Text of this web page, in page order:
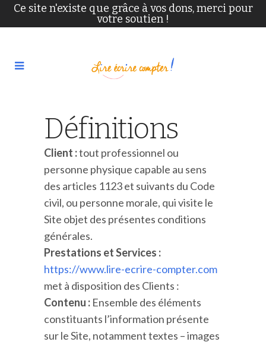
Ce site n'existe que grâce à vos dons, merci pour
votre soutien !
Définitions
Client :tout professionnel ou
personne physique capable au sens
des articles 1123 et suivants du Code
civil, ou personne morale, qui visite le
Site objet des présentes conditions
générales.
Prestations et Services :
https://www.lire-ecrire-compter.com
met à disposition des Clients :
Contenu : Ensemble des éléments
constituants l’information présente
sur le Site, notamment textes – images